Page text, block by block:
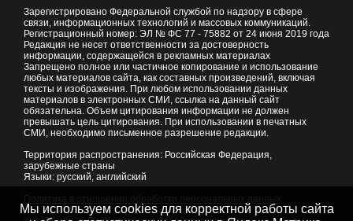
Зарегистрировано Федеральной службой по надзору в сфере
связи, информационных технологий и массовых коммуникаций.
Регистрационный номер: ЭЛ № ФС 77 - 75882 от 24 июня 2019 года
Редакция не несет ответственности за достоверность
информации, содержащейся в рекламных материалах
Запрещено полное или частичное копирование и использование
любых материалов сайта, как составных произведений, включая
тексты и изображения. При любом использовании данных
материалов в электронных СМИ, ссылка на данный сайт
обязательна. Объем цитирования информации не должен
превышать цель цитирования. При использовании в печатных
СМИ, необходимо письменное разрешение редакции.
Территория распространения: Российская Федерация,
зарубежные страны
Языки: русский, английский
Мы используем cookies для корректной работы сайта